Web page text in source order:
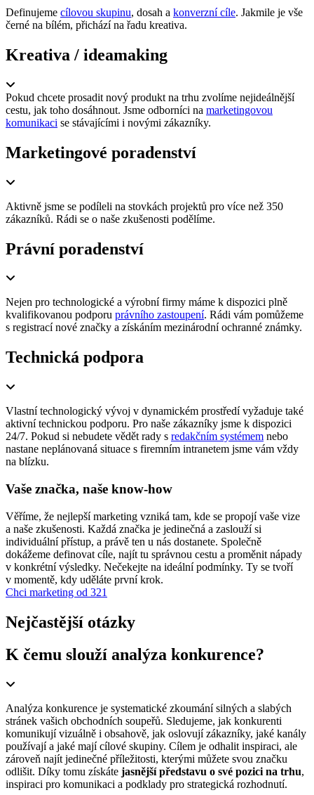
Definujeme cílovou skupinu, dosah a konverzní cíle. Jakmile je vše
černé na bílém, přichází na řadu kreativa.
Kreativa / ideamaking
Pokud chcete prosadit nový produkt na trhu zvolíme nejideálnější
cestu, jak toho dosáhnout. Jsme odborníci na marketingovou
komunikaci se stávajícími i novými zákazníky.
Marketingové poradenství
Aktivně jsme se podíleli na stovkách projektů pro více než 350
zákazníků. Rádi se o naše zkušenosti podělíme.
Právní poradenství
Nejen pro technologické a výrobní firmy máme k dispozici plně
kvalifikovanou podporu právního zastoupení. Rádi vám pomůžeme
s registrací nové značky a získáním mezinárodní ochranné známky.
Technická podpora
Vlastní technologický vývoj v dynamickém prostředí vyžaduje také
aktivní technickou podporu. Pro naše zákazníky jsme k dispozici
24/7. Pokud si nebudete vědět rady s redakčním systémem nebo
nastane neplánovaná situace s firemním intranetem jsme vám vždy
na blízku.
Vaše značka, naše know-how
Věříme, že nejlepší marketing vzniká tam, kde se propojí vaše vize
a naše zkušenosti. Každá značka je jedinečná a zaslouží si
individuální přístup, a právě ten u nás dostanete. Společně
dokážeme definovat cíle, najít tu správnou cestu a proměnit nápady
v konkrétní výsledky. Nečekejte na ideální podmínky. Ty se tvoří
v momentě, kdy uděláte první krok.
Chci marketing od 321
Nejčastější otázky
K čemu slouží analýza konkurence?
Analýza konkurence je systematické zkoumání silných a slabých
stránek vašich obchodních soupeřů. Sledujeme, jak konkurenti
komunikují vizuálně i obsahově, jak oslovují zákazníky, jaké kanály
používají a jaké mají cílové skupiny. Cílem je odhalit inspiraci, ale
zároveň najít jedinečné příležitosti, kterými můžete svou značku
odlišit. Díky tomu získáte jasnější představu o své pozici na trhu,
inspiraci pro komunikaci a podklady pro strategická rozhodnutí.